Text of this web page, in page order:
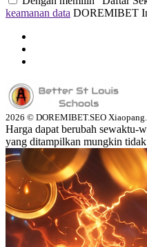
keamanan data DOREMIBET
2026 © DOREMIBET.SEO
Harga dapat berubah sewaktu-
yang ditampilkan mungkin